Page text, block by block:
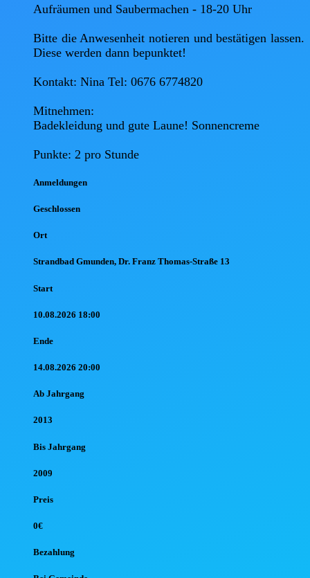
Aufräumen und Saubermachen - 18-20 Uhr
Bitte die Anwesenheit notieren und bestätigen lassen.
Diese werden dann bepunktet!
Kontakt: Nina Tel: 0676 6774820
Mitnehmen:
Badekleidung und gute Laune! Sonnencreme
Anmeldungen
Geschlossen
Ort
Strandbad Gmunden, Dr. Franz Thomas-Straße 13
Start
10.08.2026 18:00
Ende
14.08.2026 20:00
Ab Jahrgang
2013
Bis Jahrgang
2009
Preis
0€
Bezahlung